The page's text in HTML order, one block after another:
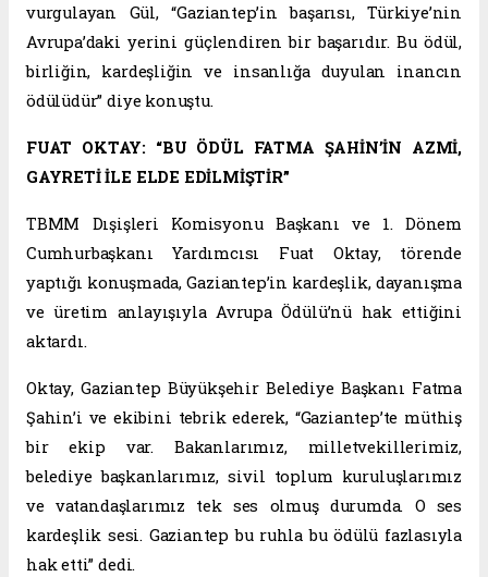
vurgulayan Gül, “Gaziantep’in başarısı, Türkiye’nin
Avrupa’daki yerini güçlendiren bir başarıdır. Bu ödül,
birliğin, kardeşliğin ve insanlığa duyulan inancın
ödülüdür” diye konuştu.
FUAT OKTAY: “BU ÖDÜL FATMA ŞAHİN’İN AZMİ,
GAYRETİ İLE ELDE EDİLMİŞTİR”
TBMM Dışişleri Komisyonu Başkanı ve 1. Dönem
Cumhurbaşkanı Yardımcısı Fuat Oktay, törende
yaptığı konuşmada, Gaziantep’in kardeşlik, dayanışma
ve üretim anlayışıyla Avrupa Ödülü’nü hak ettiğini
aktardı.
Oktay, Gaziantep Büyükşehir Belediye Başkanı Fatma
Şahin’i ve ekibini tebrik ederek, “Gaziantep’te müthiş
bir ekip var. Bakanlarımız, milletvekillerimiz,
belediye başkanlarımız, sivil toplum kuruluşlarımız
ve vatandaşlarımız tek ses olmuş durumda. O ses
kardeşlik sesi. Gaziantep bu ruhla bu ödülü fazlasıyla
hak etti” dedi.